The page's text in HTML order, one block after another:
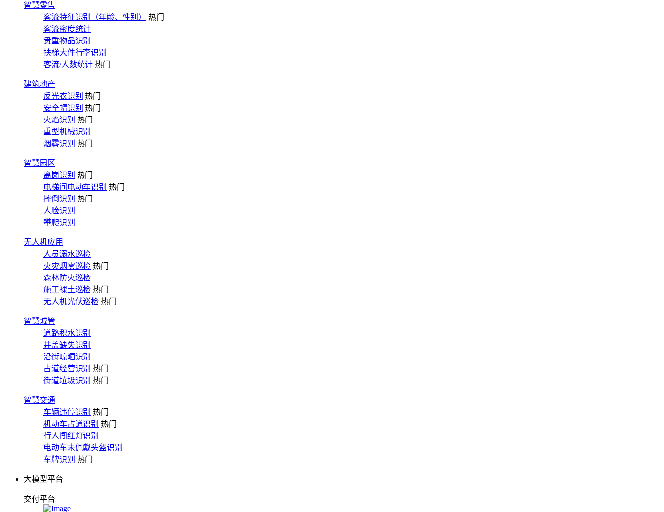
智慧零售
客流特征识别（年龄、性别）
热门
客流密度统计
贵重物品识别
扶梯大件行李识别
客流/人数统计 热门
建筑地产
反光衣识别 热门
安全帽识别 热门
火焰识别 热门
重型机械识别
烟雾识别 热门
智慧园区
离岗识别 热门
电梯间电动车识别 热门
摔倒识别 热门
人脸识别
攀爬识别
无人机应用
人员溺水巡检
火灾烟雾巡检 热门
森林防火巡检
施工裸土巡检 热门
无人机光伏巡检 热门
智慧城管
道路积水识别
井盖缺失识别
沿街晾晒识别
占道经营识别 热门
街道垃圾识别 热门
智慧交通
车辆违停识别 热门
机动车占道识别 热门
行人闯红灯识别
电动车未佩戴头盔识别
车牌识别 热门
大模型平台
交付平台